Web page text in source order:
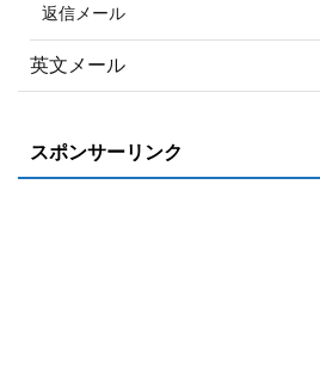
返信メール
英文メール
スポンサーリンク